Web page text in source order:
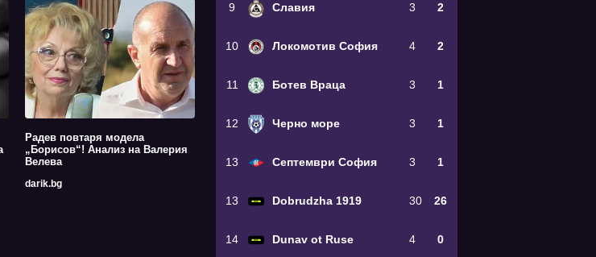
Радев повтаря модела
„Борисов“! Анализ на Валерия
Велева
darik.bg
9 Славия 3 2
10 Локомотив София 4 2
11 Ботев Враца 3 1
12 Черно море 3 1
13 Септември София 3 1
13 Dobrudzha 1919 30 26
14 Dunav ot Ruse 4 0